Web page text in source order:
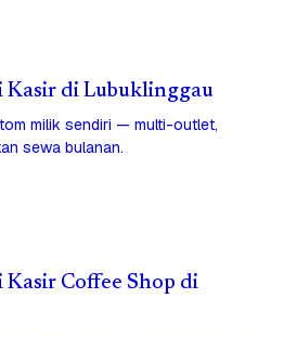
Kasir di Lubuklinggau
milik sendiri — multi-outlet,
sewa bulanan.
Kasir Coffee Shop di